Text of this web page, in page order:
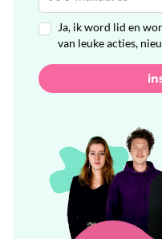
Ja, ik word lid en
van leuke acties,